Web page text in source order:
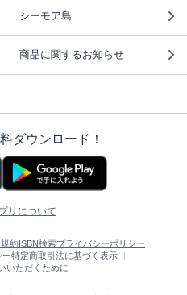
シーモア島
商品に関するお知らせ
ダウンロード！
リについて
約ISBN検索プライバシーポリシー
ー特定商取引法に基づく表示
いただくために